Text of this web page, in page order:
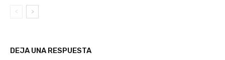
DEJA UNA RESPUESTA